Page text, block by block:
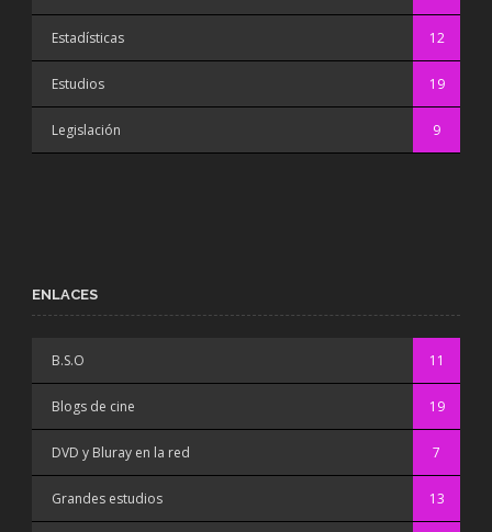
Estadísticas 12
Estudios 19
Legislación 9
ENLACES
B.S.O 11
Blogs de cine 19
DVD y Bluray en la red 7
Grandes estudios 13